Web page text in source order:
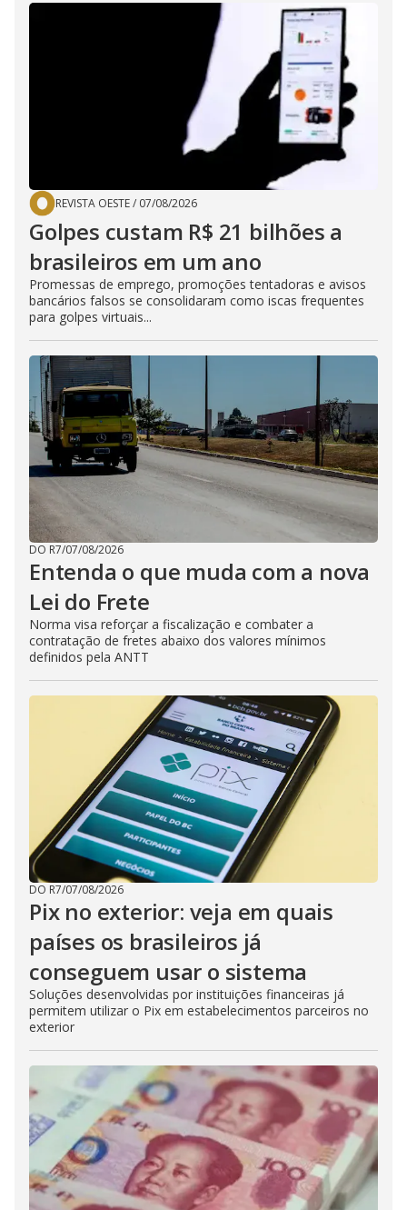
REVISTA OESTE/ 07/08/2026
Golpes custam R$ 21 bilhões a
brasileiros em um ano
Promessas de emprego, promoções tentadoras e avisos
bancários falsos se consolidaram como iscas frequentes
para golpes virtuais...
DO R7/07/08/2026
Entenda o que muda com a nova
Lei do Frete
Norma visa reforçar a fiscalização e combater a
contratação de fretes abaixo dos valores mínimos
definidos pela ANTT
DO R7/07/08/2026
Pix no exterior: veja em quais
países os brasileiros já
conseguem usar o sistema
Soluções desenvolvidas por instituições financeiras já
permitem utilizar o Pix em estabelecimentos parceiros no
exterior